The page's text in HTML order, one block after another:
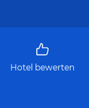
Hotel bewerten